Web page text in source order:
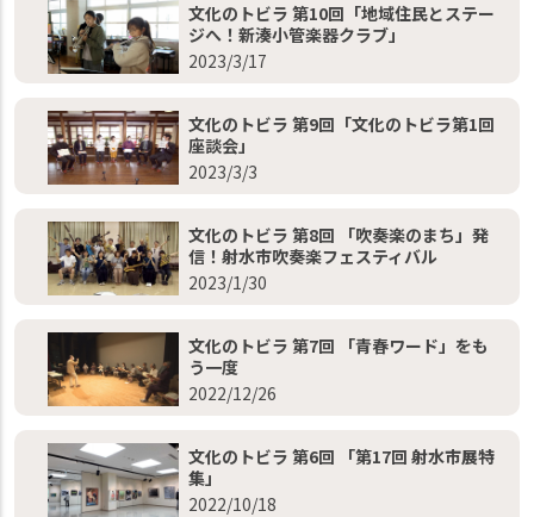
文化のトビラ 第10回「地域住民とステー
ジへ！新湊小管楽器クラブ」
2023/3/17
文化のトビラ 第9回「文化のトビラ第1回
座談会」
2023/3/3
文化のトビラ 第8回 「吹奏楽のまち」発
信！射水市吹奏楽フェスティバル
2023/1/30
文化のトビラ 第7回 「青春ワード」をも
う一度
2022/12/26
文化のトビラ 第6回 「第17回 射水市展特
集」
2022/10/18